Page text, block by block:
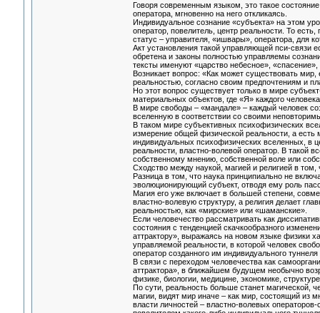
Говоря современным языком, это такое
оператора, мгновенно на него откликаясь.
Индивидуальное сознание «субъекта» на этом
оператор, повелитель, центр реальности. То
статус – управителя, «ишвары», оператора, для
Акт установления такой управляющей пси-связи
обретена и законы полностью управляемы
тексты именуют «царство небесное»,
Возникает вопрос: «Как может существовать
реальностью, согласно своим предпочтениям и
Но этот вопрос существует только в мире
материальных объектов, где «Я» каждого
В мире свободы – «мандале» – каждый человек
вселенную в соответствии со своими
В таком мире субъективных психофизических
измерение общей физической реальности, а
индивидуальных психофизических вселенных, в
реальности, властно-волевой оператор. В такой
собственному мнению, собственной воле или
Сходство между наукой, магией и религией в
Разница в том, что наука принципиально не
эволюционирующий субъект, отводя ему роль
Магия его уже включает в большей степени,
властно-волевую структуру, а религия делает
реальностью, как «мирские» или «шаманские».
Если человечество рассматривать как
состояния с тенденцией скачкообразного
аттрактору», выражаясь на новом языке физики
управляемой реальности, в которой человек
оператор созданного им индивидуального
В связи с переходом человечества как
аттрактора», в ближайшем будущем необычно
физике, биологии, медицине, экономике,
По сути, реальность больше станет магической,
магии, видят мир иначе – как мир, состоящий из
власти личностей – властно-волевых